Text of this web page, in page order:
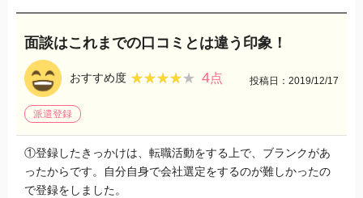
面談はこれまでの口コミとは違う印象！
おすすめ度 ★★★★★
★★★★★ 4点 投稿日：2019/12/17
派遣登録
①登録したきっかけは、転職活動をする上で、ブランクがあ
ったからです。自分自身で会社選定をするのが難しかったの
で登録をしました。